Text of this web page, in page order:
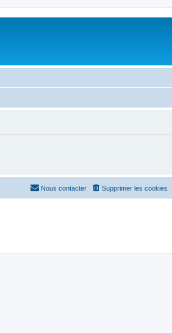
Supprimer les cookies
Nous contacter